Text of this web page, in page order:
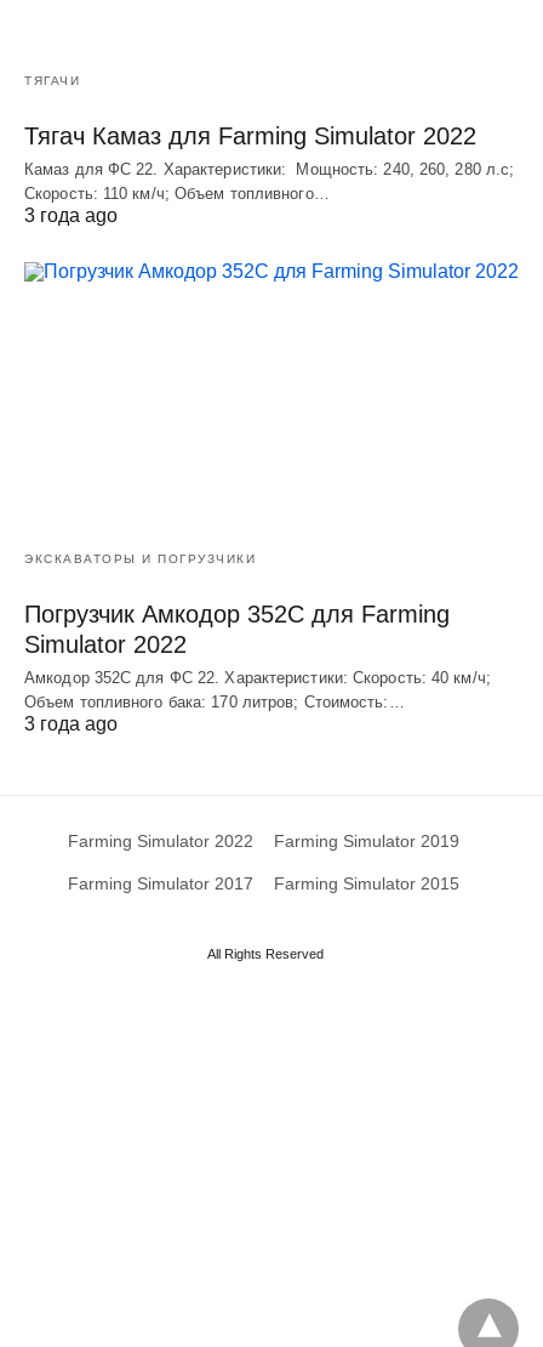
ТЯГАЧИ
Тягач Камаз для Farming Simulator 2022
Камаз для ФС 22. Характеристики: Мощность: 240, 260, 280 л.с;
Скорость: 110 км/ч; Объем топливного…
3 года ago
ЭКСКАВАТОРЫ И ПОГРУЗЧИКИ
Погрузчик Амкодор 352С для Farming
Simulator 2022
Амкодор 352С для ФС 22. Характеристики: Скорость: 40 км/ч;
Объем топливного бака: 170 литров; Стоимость:…
3 года ago
Farming Simulator 2022 Farming Simulator 2019
Farming Simulator 2017 Farming Simulator 2015
All Rights Reserved